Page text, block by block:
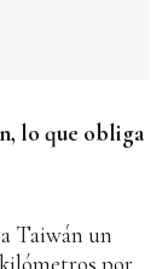
lo que obliga
Taiwán un